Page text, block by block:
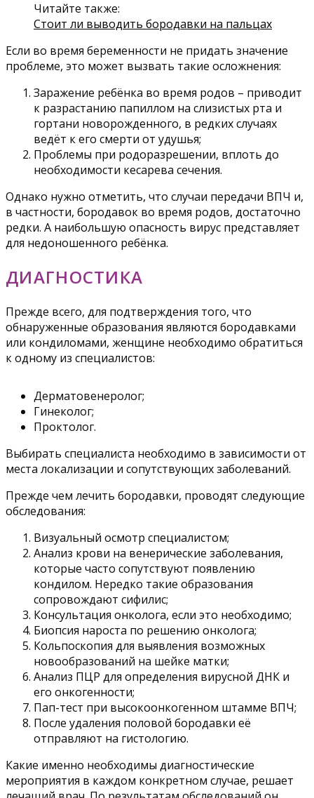
Читайте также:
Стоит ли выводить бородавки на пальцах
Если во время беременности не придать значение
проблеме, это может вызвать такие осложнения:
Заражение ребёнка во время родов – приводит
к разрастанию папиллом на слизистых рта и
гортани новорожденного, в редких случаях
ведёт к его смерти от удушья;
Проблемы при родоразрешении, вплоть до
необходимости кесарева сечения.
Однако нужно отметить, что случаи передачи ВПЧ и,
в частности, бородавок во время родов, достаточно
редки. А наибольшую опасность вирус представляет
для недоношенного ребёнка.
ДИАГНОСТИКА
Прежде всего, для подтверждения того, что
обнаруженные образования являются бородавками
или кондиломами, женщине необходимо обратиться
к одному из специалистов:
Дерматовенеролог;
Гинеколог;
Проктолог.
Выбирать специалиста необходимо в зависимости от
места локализации и сопутствующих заболеваний.
Прежде чем лечить бородавки, проводят следующие
обследования:
Визуальный осмотр специалистом;
Анализ крови на венерические заболевания,
которые часто сопутствуют появлению
кондилом. Нередко такие образования
сопровождают сифилис;
Консультация онколога, если это необходимо;
Биопсия нароста по решению онколога;
Кольпоскопия для выявления возможных
новообразований на шейке матки;
Анализ ПЦР для определения вирусной ДНК и
его онкогенности;
Пап-тест при высокоонкогенном штамме ВПЧ;
После удаления половой бородавки её
отправляют на гистологию.
Какие именно необходимы диагностические
мероприятия в каждом конкретном случае, решает